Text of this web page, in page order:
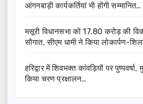
आंगनबाड़ी कार्यकर्तियां भी होंगी सम्मानित…
मसूरी विधानसभा को 17.80 करोड़ की
सौगात, सीएम धामी ने किया लोकार्पण-
हरिद्वार में शिवभक्त कांवड़ियों पर पुष्पवर्षा,
किया चरण प्रक्षालन…